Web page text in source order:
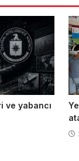
ve yabancı